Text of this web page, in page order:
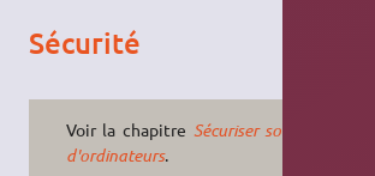
Sécurité
Voir la chapitre Sécuriser son réseau
d'ordinateurs.